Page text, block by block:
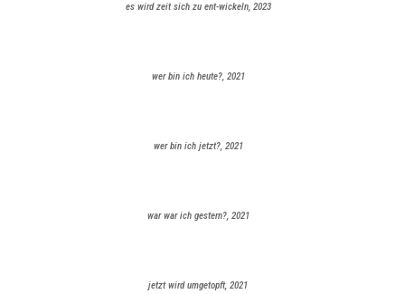
es wird zeit sich zu ent-wickeln, 2023
wer bin ich heute?, 2021
wer bin ich jetzt?, 2021
war war ich gestern?, 2021
jetzt wird umgetopft, 2021